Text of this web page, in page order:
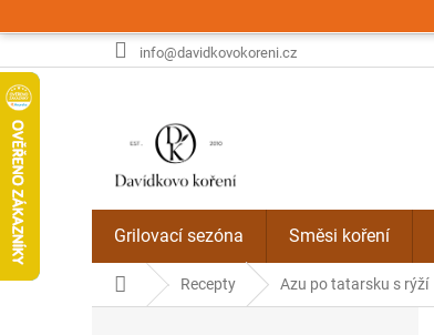
na
info@davidkovokoreni.cz
Grilovací sezóna Směsi koření
Domů Recepty Azu po tatarsku s rýží